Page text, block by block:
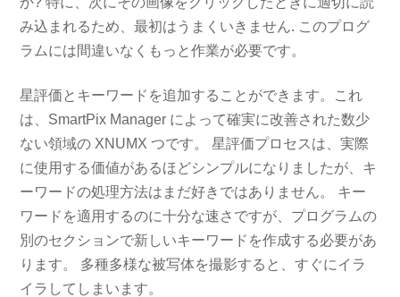
み込まれるため、最初はうまくいきません. このプログ
ラムには間違いなくもっと作業が必要です。
星評価とキーワードを追加することができます。これ
は、SmartPix Manager によって確実に改善された数少
ない領域の XNUMX つです。 星評価プロセスは、実際
に使用する価値があるほどシンプルになりましたが、キ
ーワードの処理方法はまだ好きではありません。 キー
ワードを適用するのに十分な速さですが、プログラムの
別のセクションで新しいキーワードを作成する必要があ
ります。 多種多様な被写体を撮影すると、すぐにイラ
イラしてしまいます。